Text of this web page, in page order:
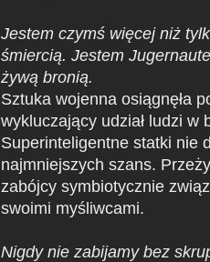
Jestem czymś więcej niż
śmiercią. Jestem
żywą bronią.
Sztuka wojenna osiągnęła
wykluczający udział ludzi w
Superinteligentne statki nie
najmniejszych szans.
zabójcy symbiotycznie
swoimi myśliwcami.
Nigdy nie zabijamy bez